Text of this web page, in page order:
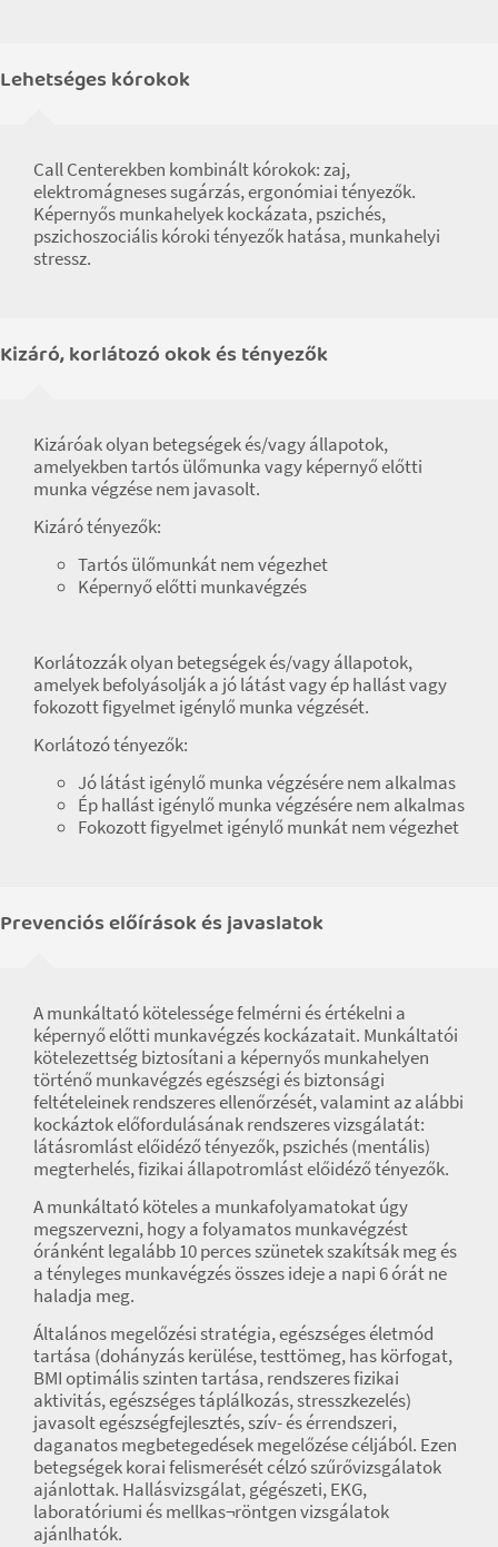
Lehetséges kórokok
Call Centerekben kombinált kórokok: zaj,
elektromágneses sugárzás, ergonómiai tényezők.
Képernyős munkahelyek kockázata, pszichés,
pszichoszociális kóroki tényezők hatása, munkahelyi
stressz.
Kizáró, korlátozó okok és tényezők
Kizáróak olyan betegségek és/vagy állapotok,
amelyekben tartós ülőmunka vagy képernyő előtti
munka végzése nem javasolt.
Kizáró tényezők:
Tartós ülőmunkát nem végezhet
Képernyő előtti munkavégzés
Korlátozzák olyan betegségek és/vagy állapotok,
amelyek befolyásolják a jó látást vagy ép hallást vagy
fokozott figyelmet igénylő munka végzését.
Korlátozó tényezők:
Jó látást igénylő munka végzésére nem alkalmas
Ép hallást igénylő munka végzésére nem alkalmas
Fokozott figyelmet igénylő munkát nem végezhet
Prevenciós előírások és javaslatok
A munkáltató kötelessége felmérni és értékelni a
képernyő előtti munkavégzés kockázatait. Munkáltatói
kötelezettség biztosítani a képernyős munkahelyen
történő munkavégzés egészségi és biztonsági
feltételeinek rendszeres ellenőrzését, valamint az alábbi
kockáztok előfordulásának rendszeres vizsgálatát:
látásromlást előidéző tényezők, pszichés (mentális)
megterhelés, fizikai állapotromlást előidéző tényezők.
A munkáltató köteles a munkafolyamatokat úgy
megszervezni, hogy a folyamatos munkavégzést
óránként legalább 10 perces szünetek szakítsák meg és
a tényleges munkavégzés összes ideje a napi 6 órát ne
haladja meg.
Általános megelőzési stratégia, egészséges életmód
tartása (dohányzás kerülése, testtömeg, has körfogat,
BMI optimális szinten tartása, rendszeres fizikai
aktivitás, egészséges táplálkozás, stresszkezelés)
javasolt egészségfejlesztés, szív- és érrendszeri,
daganatos megbetegedések megelőzése céljából. Ezen
betegségek korai felismerését célzó szűrővizsgálatok
ajánlottak. Hallásvizsgálat, gégészeti, EKG,
laboratóriumi és mellkas¬röntgen vizsgálatok
ajánlhatók.